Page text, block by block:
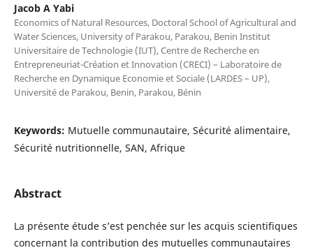
Jacob A Yabi
Economics of Natural Resources, Doctoral School of Agricultural and
Water Sciences, University of Parakou, Parakou, Benin Institut
Universitaire de Technologie (IUT), Centre de Recherche en
Entrepreneuriat-Création et Innovation (CRECI) – Laboratoire de
Recherche en Dynamique Economie et Sociale (LARDES – UP),
Université de Parakou, Benin, Parakou, Bénin
Keywords: Mutuelle communautaire, Sécurité alimentaire,
Sécurité nutritionnelle, SAN, Afrique
Abstract
La présente étude s’est penchée sur les acquis scientifiques
concernant la contribution des mutuelles communautaires